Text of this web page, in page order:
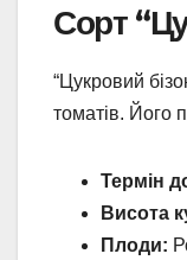
Сорт
“Цукровий
томатів. Його
Термін
Висота
Плоди: